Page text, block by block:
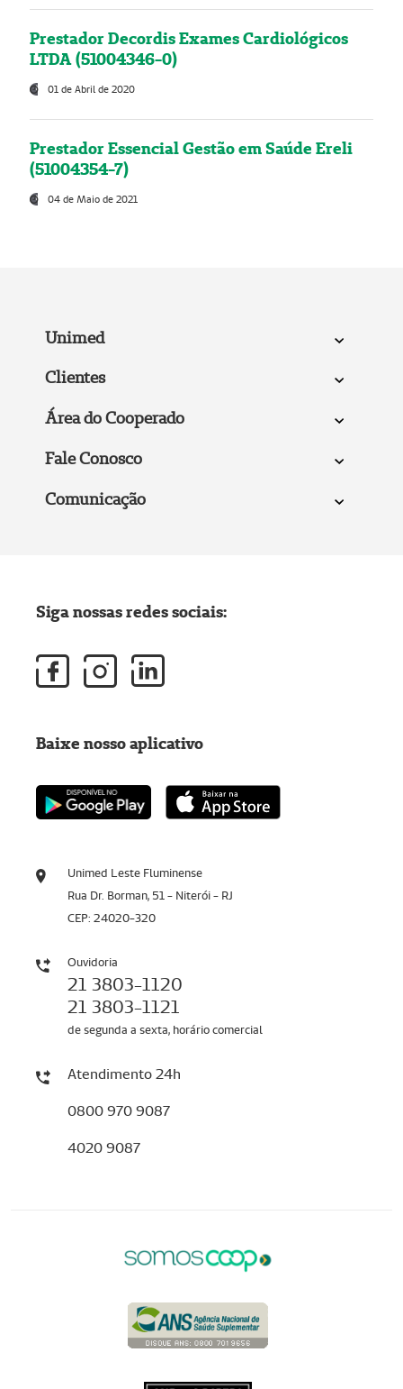
Prestador Decordis Exames Cardiológicos
LTDA (51004346-0)
01 de Abril de 2020
Prestador Essencial Gestão em Saúde Ereli
(51004354-7)
04 de Maio de 2021
Unimed
Clientes
Área do Cooperado
Fale Conosco
Comunicação
Unimed Leste Fluminense
Rua Dr. Borman, 51 - Niterói - RJ
CEP: 24020-320
Ouvidoria
21 3803-1120
21 3803-1121
de segunda a sexta, horário comercial
Atendimento 24h
0800 970 9087
4020 9087
Siga nossas redes sociais:
Baixe nosso aplicativo